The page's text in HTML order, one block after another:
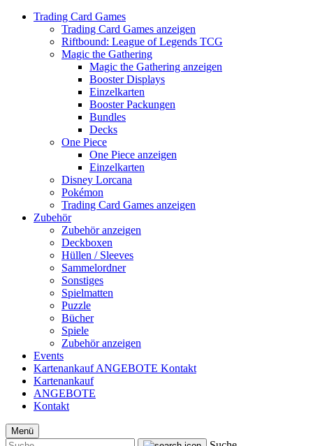
Trading Card Games
Trading Card Games anzeigen
Riftbound: League of Legends TCG
Magic the Gathering
Magic the Gathering anzeigen
Booster Displays
Einzelkarten
Booster Packungen
Bundles
Decks
One Piece
One Piece anzeigen
Einzelkarten
Disney Lorcana
Pokémon
Trading Card Games anzeigen
Zubehör
Zubehör anzeigen
Deckboxen
Hüllen / Sleeves
Sammelordner
Sonstiges
Spielmatten
Puzzle
Bücher
Spiele
Zubehör anzeigen
Events
KartenankaufANGEBOTE Kontakt
Kartenankauf
ANGEBOTE
Kontakt
Menü